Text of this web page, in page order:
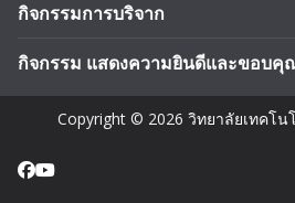
กิจกรรมการบริจาก
กิจกรรม แสดงความยินดีและขอบคุ
Copyright © 2026 วิทยาลัยเทคโน